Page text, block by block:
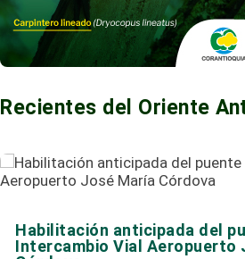
Recientes del Oriente
Habilitación anticipada del
Intercambio Vial Aeropuerto